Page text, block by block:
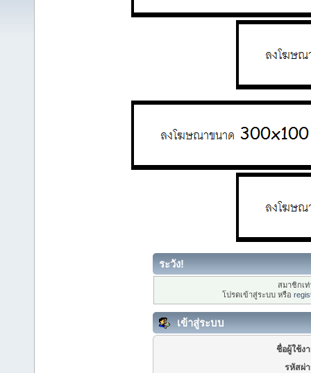
ระวัง!
สมาชิกเ
โปรดเข้าสู่ระบบ หรือ
เข้าสู่ระบบ
ชื่อผู้ใช้ง
รหัสผ่